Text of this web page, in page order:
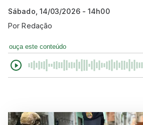
Sábado, 14/03/2026 - 14h00
PorRedação
ouça este conteúdo